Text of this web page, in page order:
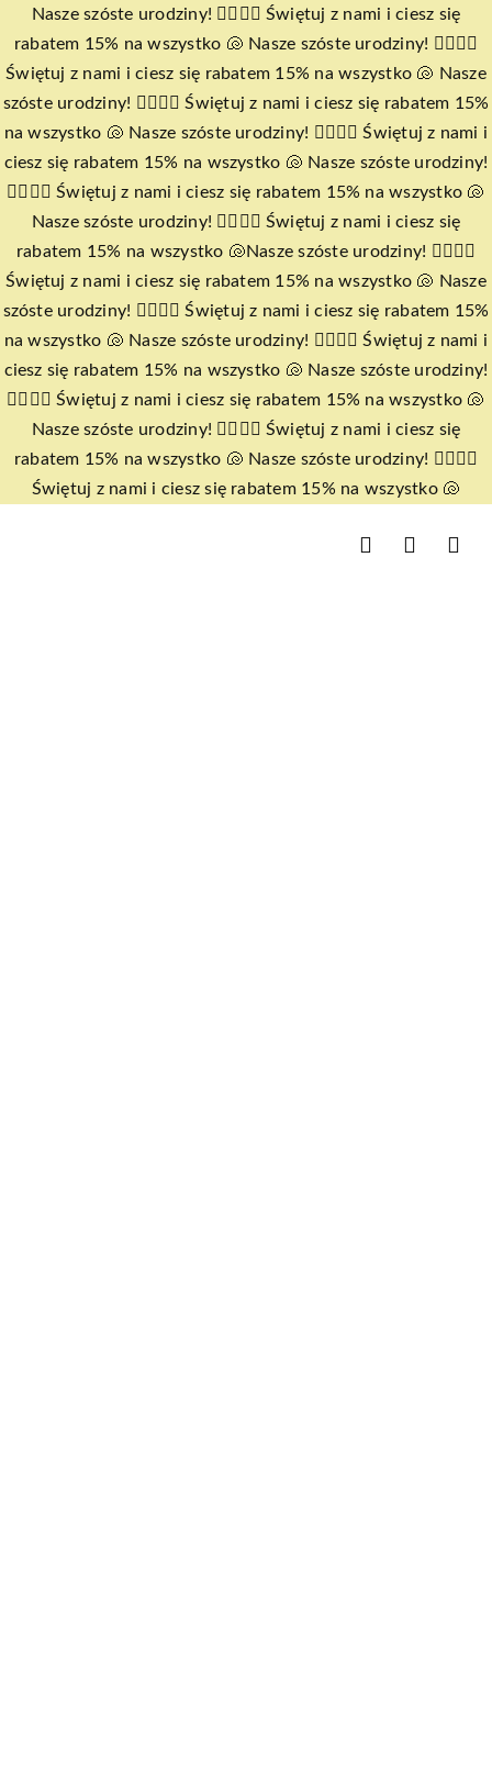
Przejdź
do
zawartości
Nasze szóste urodziny! 🧜‍♀️🧜‍♀️ Świętuj z nami i ciesz się
rabatem 15% na wszystko 🐚 Nasze szóste urodziny! 🧜‍♀️🧜‍♀️
Świętuj z nami i ciesz się rabatem 15% na wszystko 🐚 Nasze
szóste urodziny! 🧜‍♀️🧜‍♀️ Świętuj z nami i ciesz się rabatem 15%
na wszystko 🐚 Nasze szóste urodziny! 🧜‍♀️🧜‍♀️ Świętuj z nami i
ciesz się rabatem 15% na wszystko 🐚 Nasze szóste urodziny!
🧜‍♀️🧜‍♀️ Świętuj z nami i ciesz się rabatem 15% na wszystko 🐚
Nasze szóste urodziny! 🧜‍♀️🧜‍♀️ Świętuj z nami i ciesz się
rabatem 15% na wszystko 🐚Nasze szóste urodziny! 🧜‍♀️🧜‍♀️
Świętuj z nami i ciesz się rabatem 15% na wszystko 🐚 Nasze
szóste urodziny! 🧜‍♀️🧜‍♀️ Świętuj z nami i ciesz się rabatem 15%
na wszystko 🐚 Nasze szóste urodziny! 🧜‍♀️🧜‍♀️ Świętuj z nami i
ciesz się rabatem 15% na wszystko 🐚 Nasze szóste urodziny!
🧜‍♀️🧜‍♀️ Świętuj z nami i ciesz się rabatem 15% na wszystko 🐚
Nasze szóste urodziny! 🧜‍♀️🧜‍♀️ Świętuj z nami i ciesz się
rabatem 15% na wszystko 🐚 Nasze szóste urodziny! 🧜‍♀️🧜‍♀️
Świętuj z nami i ciesz się rabatem 15% na wszystko 🐚